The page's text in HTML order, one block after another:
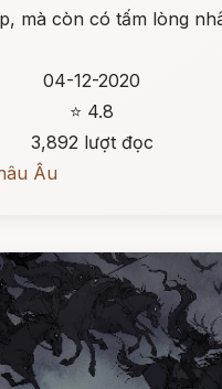
mà còn có tấm lòng
04-12-2020
⭐ 4.8
3,892 lượt đọc
Âu